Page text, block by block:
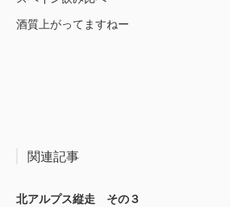
酒質上がってますねー
関連記事
北アルプス縦走 その３